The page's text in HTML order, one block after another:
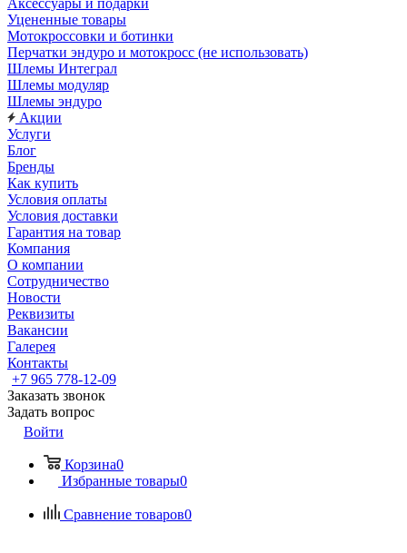
Аксессуары и подарки
Уцененные товары
Мотокроссовки и ботинки
Перчатки эндуро и мотокросс (не использовать)
Шлемы Интеграл
Шлемы модуляр
Шлемы эндуро
Акции
Услуги
Блог
Бренды
Как купить
Условия оплаты
Условия доставки
Гарантия на товар
Компания
О компании
Сотрудничество
Новости
Реквизиты
Вакансии
Галерея
Контакты
+7 965 778-12-09
Заказать звонок
Задать вопрос
Войти
Корзина0
Избранные товары0
Сравнение товаров0